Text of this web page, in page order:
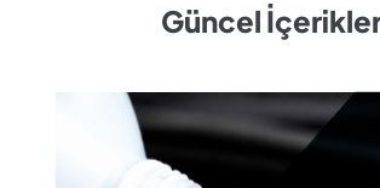
Güncel